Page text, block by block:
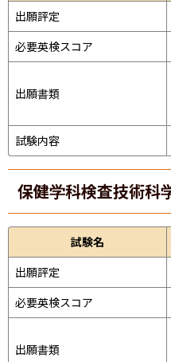
出願評定
必要英検スコア
出願書類
試験内容
保健学科検査技術科
試験名
出願評定
必要英検スコア
出願書類